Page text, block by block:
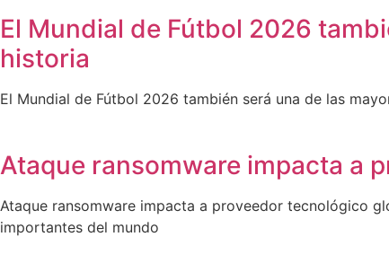
El Mundial de Fútbol 2026
historia
El Mundial de Fútbol 2026 también será una de las
Ataque ransomware impacta a
Ataque ransomware impacta a proveedor tecnológico
importantes del mundo